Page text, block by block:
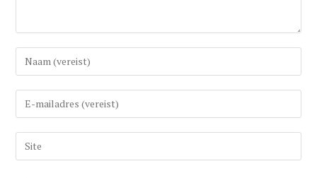
Vul
uw
(gebruikers)naam
om
Vul
uw
e-
mail
Vul
uw